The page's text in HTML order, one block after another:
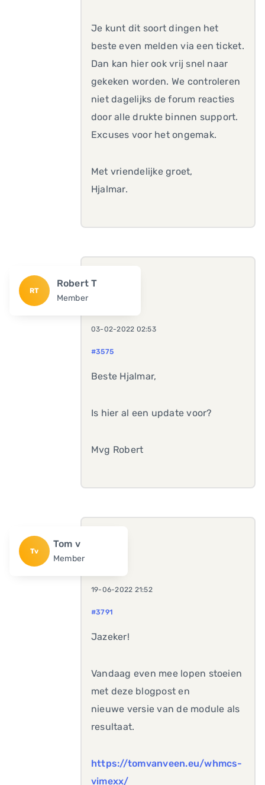
Je kunt dit soort dingen het
beste even melden via een ticket.
Dan kan hier ook vrij snel naar
gekeken worden. We controleren
niet dagelijks de forum reacties
door alle drukte binnen support.
Excuses voor het ongemak.
Met vriendelijke groet,
Hjalmar.
RT
Robert T
Member
03-02-2022 02:53
#3575
Beste Hjalmar,
Is hier al een update voor?
Mvg Robert
Tv
Tom v
Member
19-06-2022 21:52
#3791
Jazeker!
Vandaag even mee lopen stoeien
met deze blogpost en
nieuwe versie van de module als
resultaat.
https://tomvanveen.eu/whmcs-
vimexx/